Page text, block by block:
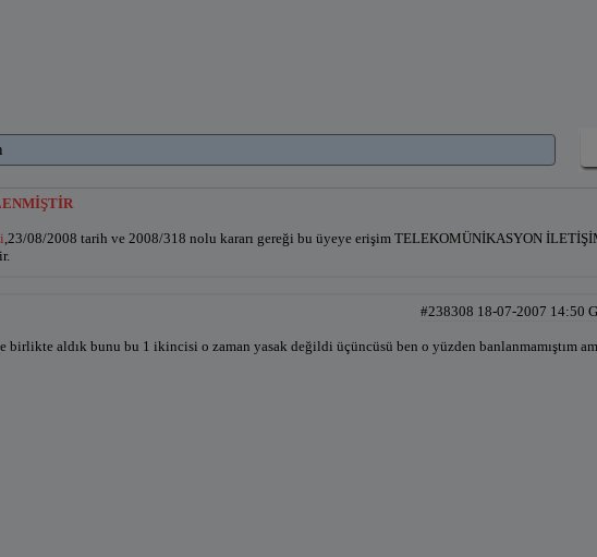
,23/08/2008 tarih ve 2008/318 nolu kararı gereği bu üyeye erişim TELEKOMÜNİKASYON
#238308 18-07-2007 14:50
aldık bunu bu 1 ikincisi o zaman yasak değildi üçüncüsü ben o yüzden banlanmamıştım